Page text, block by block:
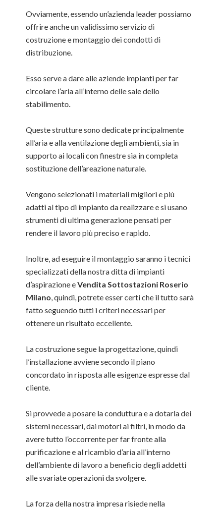
Ovviamente, essendo un’azienda leader possiamo
offrire anche un validissimo servizio di
costruzione e montaggio dei condotti di
distribuzione.
Esso serve a dare alle aziende impianti per far
circolare l’aria all’interno delle sale dello
stabilimento.
Queste strutture sono dedicate principalmente
all’aria e alla ventilazione degli ambienti, sia in
supporto ai locali con finestre sia in completa
sostituzione dell’areazione naturale.
Vengono selezionati i materiali migliori e più
adatti al tipo di impianto da realizzare e si usano
strumenti di ultima generazione pensati per
rendere il lavoro più preciso e rapido.
Inoltre, ad eseguire il montaggio saranno i tecnici
specializzati della nostra ditta di impianti
d’aspirazione eVendita Sottostazioni Roserio
Milano, quindi, potrete esser certi che il tutto sarà
fatto seguendo tutti i criteri necessari per
ottenere un risultato eccellente.
La costruzione segue la progettazione, quindi
l’installazione avviene secondo il piano
concordato in risposta alle esigenze espresse dal
cliente.
Si provvede a posare la conduttura e a dotarla dei
sistemi necessari, dai motori ai filtri, in modo da
avere tutto l’occorrente per far fronte alla
purificazione e al ricambio d’aria all’interno
dell’ambiente di lavoro a beneficio degli addetti
alle svariate operazioni da svolgere.
La forza della nostra impresa risiede nella